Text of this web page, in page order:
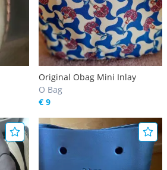
Original Obag Mini Inlay
O Bag
€ 9